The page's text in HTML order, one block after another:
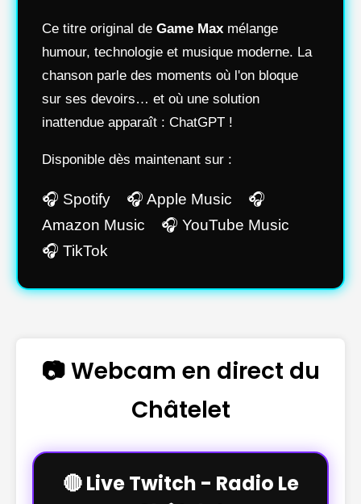
Ce titre original de Game Max mélange
humour, technologie et musique moderne. La
chanson parle des moments où l'on bloque
sur ses devoirs… et où une solution
inattendue apparaît : ChatGPT !
Disponible dès maintenant sur :
🎧 Spotify 🎧 Apple Music 🎧
Amazon Music 🎧 YouTube Music
🎧 TikTok
📷 Webcam en direct du
Châtelet
🔴 Live Twitch - Radio Le